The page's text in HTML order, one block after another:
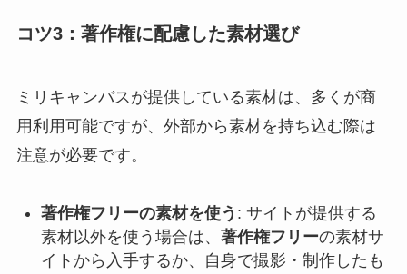
コツ3：著作権に配慮した素材選び
ミリキャンバスが提供している素材は、多くが商
用利用可能ですが、外部から素材を持ち込む際は
注意が必要です。
著作権フリーの素材を使う : サイトが提供する
素材以外を使う場合は、 著作権フリーの素材サ
イトから入手するか、自身で撮影・制作したも